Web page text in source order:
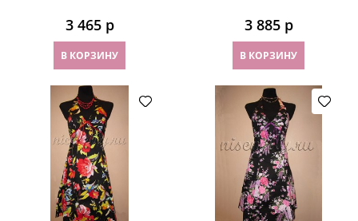
3 465 р
В КОРЗИНУ
3 885 р
В КОРЗИНУ